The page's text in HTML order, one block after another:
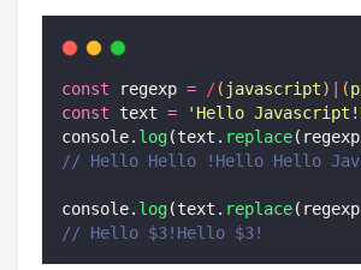
const regexp = /( javascript) (
const text = ' Hello
console. log(text. replace
// Hello Hello !Hello Hello
console. log(text. replace
// Hello $3!Hello $3!